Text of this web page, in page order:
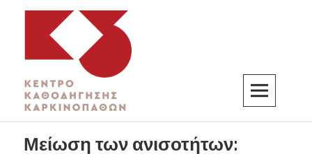
K3
ΚΕΝΤΡΟ ΚΑΘΟΔΗΓΗΣΗΣ ΚΑΡΚΙΝΟΠΑΘΩΝ
Μείωση των ανισοτήτων: